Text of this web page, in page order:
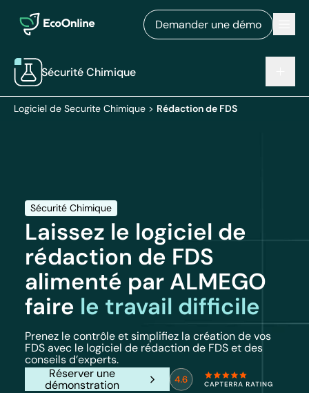
EcoOnline
Demander une démo
Sécurité Chimique
Logiciel de Securite Chimique > Rédaction de FDS
Sécurité Chimique
Laissez le logiciel de
rédaction de FDS
alimenté par ALMEGO
faire le travail difficile
Prenez le contrôle et simplifiez la création de vos
FDS avec le logiciel de rédaction de FDS et des
conseils d’experts.
Réserver une
démonstration